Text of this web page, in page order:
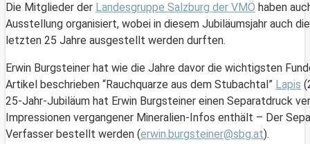
Die Mitglieder der Landesgruppe Salzburg der VMÖ haben
Ausstellung organisiert, wobei in diesem Jubiläumsjahr auch
letzten 25 Jahre ausgestellt werden durften.
Erwin Burgsteiner hat wie die Jahre davor die wichtigsten
Artikel beschrieben “Rauchquarze aus dem Stubachtal” Lapis
25-Jahr-Jubiläum hat Erwin Burgsteiner einen Separatdruck
Impressionen vergangener Mineralien-Infos enthält – Der
Verfasser bestellt werden (erwin.burgsteiner@sbg.at).